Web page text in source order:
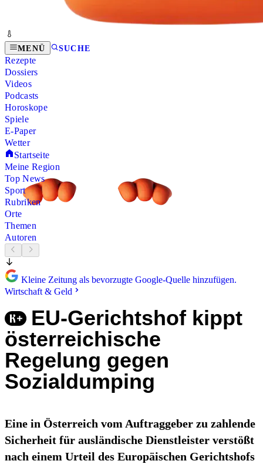
MENÜ SUCHE
Rezepte
Dossiers
Videos
Podcasts
Horoskope
Spiele
E-Paper
Wetter
Startseite
Meine Region
Top News
Sport
Rubriken
Orte
Themen
Autoren
Kleine Zeitung als bevorzugte Google-Quelle hinzufügen.
Wirtschaft & Geld
EU-Gerichtshof kippt
österreichische
Regelung gegen
Sozialdumping
Eine in Österreich vom Auftraggeber zu zahlende
Sicherheit für ausländische Dienstleister verstößt
nach einem Urteil des Europäischen Gerichtshofs